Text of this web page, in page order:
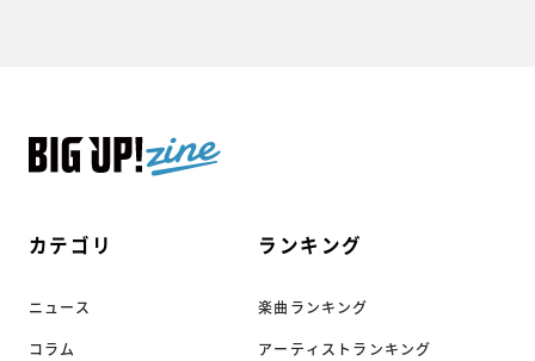
カテゴリ
ニュース
コラム
ランキング
楽曲ランキング
アーティストランキング